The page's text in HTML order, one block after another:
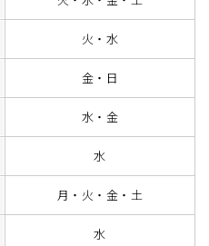
火・水
金・日
水・金
水
月・火・金・土
水